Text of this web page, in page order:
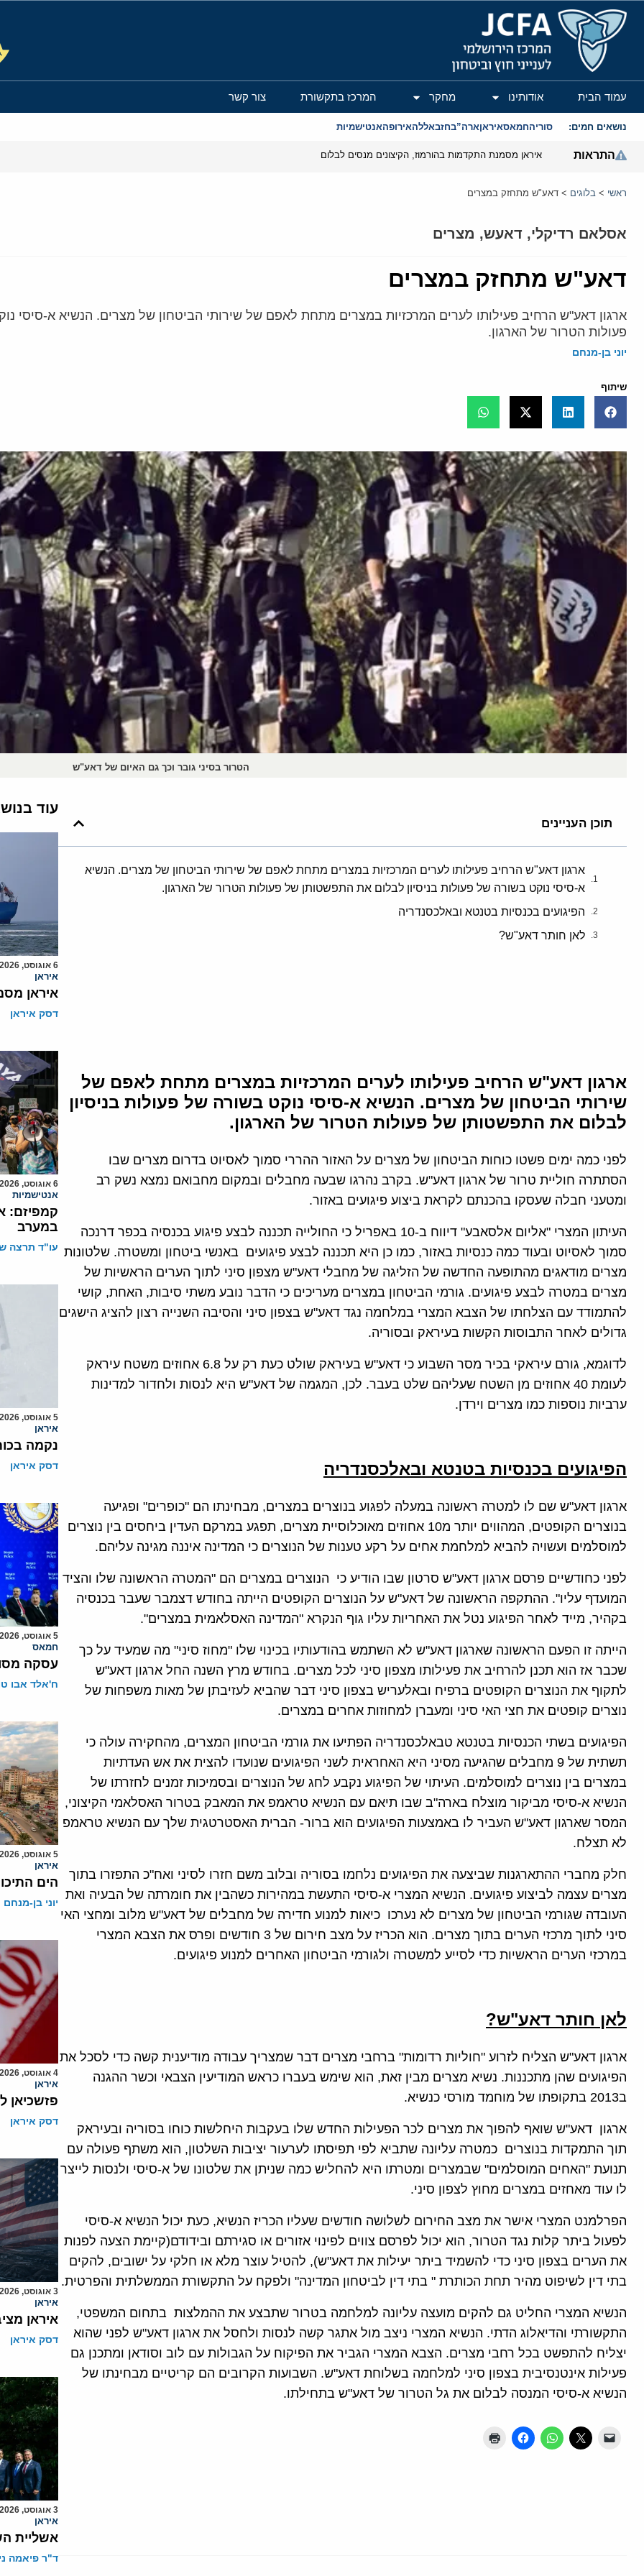
המרכז הירושלמי לענייני חוץ וביטחון
עמוד הבית אודותינו מחקר המרכז בתקשורת צור קשר
נושאים חמים: סוריהחמאסאיראןארה”בחזבאללהאירופהאנטישמיות
התראות איראן מסמנת התקדמות בהורמוז, הקיצונים מנסים לבלום
ראשי > בלוגים > דאע"ש מתחזק במצרים
אסלאם רדיקלי, דאעש, מצרים
דאע"ש מתחזק במצרים
ארגון דאע"ש הרחיב פעילותו לערים המרכזיות במצרים מתחת לאפם של שירותי הביטחון של מצרים. הנשיא א-סיסי
פעולות הטרור של הארגון.
יוני בן-מנחם
שיתוף
הטרור בסיני גובר וכך גם האיום של דאע"ש
תוכן העניינים
ארגון דאע"ש הרחיב פעילותו לערים המרכזיות במצרים מתחת לאפם של שירותי הביטחון של מצרים. הנשיא
א-סיסי נוקט בשורה של פעולות בניסיון לבלום את התפשטותן של פעולות הטרור של הארגון.
הפיגועים בכנסיות בטנטא ובאלכסנדריה
לאן חותר דאע"ש?
ארגון דאע"ש הרחיב פעילותו לערים המרכזיות במצרים מתחת לאפם של
שירותי הביטחון של מצרים. הנשיא א-סיסי נוקט בשורה של פעולות בניסיון
לבלום את התפשטותן של פעולות הטרור של הארגון.
לפני כמה ימים פשטו כוחות הביטחון של מצרים על האזור ההררי סמוך לאסיוט בדרום מצרים שבו
הסתתרה חוליית טרור של ארגון דאע"ש. בקרב נהרגו שבעה מחבלים ובמקום מחבואם נמצא נשק רב
ומטעני חבלה שעסקו בהכנתם לקראת ביצוע פיגועים באזור.
העיתון המצרי "אליום אלסאבע" דיווח ב-10 באפריל כי החולייה תכננה לבצע פיגוע בכנסיה בכפר דרנכה
סמוך לאסיוט ובעוד כמה כנסיות באזור, כמו כן היא תכננה לבצע פיגועים באנשי ביטחון ומשטרה. שלטונות
מצרים מודאגים מהתופעה החדשה של הזליגה של מחבלי דאע"ש מצפון סיני לתוך הערים הראשיות של
מצרים במטרה לבצע פיגועים. גורמי הביטחון במצרים מעריכים כי הדבר נובע משתי סיבות, האחת, קושי
להתמודד עם הצלחתו של הצבא המצרי במלחמה נגד דאע"ש בצפון סיני והסיבה השנייה רצון להציג הישגים
גדולים לאחר התבוסות הקשות בעיראק ובסוריה.
לדוגמא, גורם עיראקי בכיר מסר השבוע כי דאע"ש בעיראק שולט כעת רק על 6.8 אחוזים משטח עיראק
לעומת 40 אחוזים מן השטח שעליהם שלט בעבר. לכן, המגמה של דאע"ש היא לנסות ולחדור למדינות
ערביות נוספות כמו מצרים וירדן.
הפיגועים בכנסיות בטנטא ובאלכסנדריה
ארגון דאע"ש שם לו למטרה ראשונה במעלה לפגוע בנוצרים במצרים, מבחינתו הם "כופרים" ופגיעה
בנוצרים הקופטים, המהווים יותר מ10 אחוזים מאוכלוסיית מצרים, תפגע במרקם העדין ביחסים בין נוצרים
למוסלמים ועשויה להביא למלחמת אחים על רקע טענות של הנוצרים כי המדינה איננה מגינה עליהם.
לפני כחודשיים פרסם ארגון דאע"ש סרטון שבו הודיע כי הנוצרים במצרים הם "המטרה הראשונה שלו והציד
המועדף עליו". ההתקפה הראשונה של דאע"ש על הנוצרים הקופטים הייתה בחודש דצמבר שעבר בכנסיה
בקהיר, מייד לאחר הפיגוע נטל את האחריות עליו גוף הנקרא "המדינה האסלאמית במצרים".
הייתה זו הפעם הראשונה שארגון דאע"ש לא השתמש בהודעותיו בכינוי שלו "מחוז סיני" מה שמעיד על כך
שכבר אז הוא תכנן להרחיב את פעילותו מצפון סיני לכל מצרים. בחודש מרץ השנה החל ארגון דאע"ש
לתקוף את הנוצרים הקופטים ברפיח ובאלעריש בצפון סיני דבר שהביא לעזיבתן של מאות משפחות של
נוצרים קופטים את חצי האי סיני ומעברן למחוזות אחרים במצרים.
הפיגועים בשתי הכנסיות בטנטא טבאלכסנדריה הפתיעו את גורמי הביטחון המצרים, מהחקירה עולה כי
תשתית של 9 מחבלים שהגיעה מסיני היא האחראית לשני הפיגועים שנועדו להצית את אש העדתיות
במצרים בין נוצרים למוסלמים. העיתוי של הפיגוע נקבע לחג של הנוצרים ובסמיכות זמנים לחזרתו של
הנשיא א-סיסי מביקור מוצלח בארה"ב שבו תיאם עם הנשיא טראמפ את המאבק בטרור האסלאמי הקיצוני,
המסר שארגון דאע"ש העביר לו באמצעות הפיגועים הוא ברור- הברית האסטרטגית שלך עם הנשיא טראמפ
לא תצלח.
חלק מחברי ההתארגנות שביצעה את הפיגועים נלחמו בסוריה ובלוב משם חזרו לסיני ואח"כ התפזרו בתוך
מצרים עצמה לביצוע פיגועים. הנשיא המצרי א-סיסי התעשת במהירות כשהבין את חומרתה של הבעיה ואת
העובדה שגורמי הביטחון של מצרים לא נערכו כיאות למנוע חדירה של מחבלים של דאע"ש מלוב ומחצי האי
סיני לתוך מרכזי הערים בתוך מצרים. הוא הכריז על מצב חירום של 3 חודשים ופרס את הצבא המצרי
במרכזי הערים הראשיות כדי לסייע למשטרה ולגורמי הביטחון האחרים למנוע פיגועים.
לאן חותר דאע"ש?
ארגון דאע"ש הצליח לזרוע "חוליות רדומות" ברחבי מצרים דבר שמצריך עבודה מודיענית קשה כדי לסכל את
הפיגועים שהן מתכננות. נשיא מצרים מבין זאת, הוא שימש בעברו כראש המודיעין הצבאי וכשר ההגנה
ב2013 בתקופתו של מוחמד מורסי כנשיא.
ארגון דאע"ש שואף להפוך את מצרים לכר הפעילות החדש שלו בעקבות היחלשות כוחו בסוריה ובעיראק
תוך התמקדות בנוצרים כמטרה עליונה שתביא לפי תפיסתו לערעור יציבות השלטון, הוא משתף פעולה עם
תנועת "האחים המוסלמים" שבמצרים ומטרתו היא להחליש כמה שניתן את שלטונו של א-סיסי ולנסות לייצר
לו עוד מאחזים במצרים מחוץ לצפון סיני.
הפרלמנט המצרי אישר את מצב החירום לשלושה חודשים שעליו הכריז הנשיא, כעת יכול הנשיא א-סיסי
לפעול ביתר קלות נגד הטרור, הוא יכול לפרסם צווים לפינוי אזורים או סגירתם ובידודם(קיימת הצעה לפנות
את הערים בצפון סיני כדי להשמיד ביתר יעילות את דאע"ש), להטיל עוצר מלא או חלקי על ישובים, להקים
בתי דין לשיפוט מהיר תחת הכותרת " בתי דין לביטחון המדינה" ולפקח על התקשורת הממשלתית והפרטית.
הנשיא המצרי החליט גם להקים מועצה עליונה למלחמה בטרור שתבצע את ההמלצות בתחום המשפטי,
התקשורתי והדיאלוג הדתי. הנשיא המצרי ניצב מול אתגר קשה לנסות ולחסל את ארגון דאע"ש לפני שהוא
יצליח להתפשט בכל רחבי מצרים. הצבא המצרי הגביר את הפיקוח על הגבולות עם לוב וסודאן ומתכנן גם
פעילות אינטנסיבית בצפון סיני למלחמה בשלוחת דאע"ש. השבועות הקרובים הם קריטיים מבחינתו של
הנשיא א-סיסי המנסה לבלום את גל הטרור של דאע"ש בתחילתו.
עוד
6 אוגוסט, 2026
איראן
איראן
דסק איראן
6 אוגוסט, 2026
אנטישמיות
קמפיזם:
במערב
עו"ד תרצה
5 אוגוסט, 2026
איראן
נקמה
דסק איראן
5 אוגוסט, 2026
חמאס
עסקה
ח'אלד אבו
5 אוגוסט, 2026
איראן
הים
יוני בן-מנחם
4 אוגוסט, 2026
איראן
פזשכיאן
דסק איראן
3 אוגוסט, 2026
איראן
איראן
דסק איראן
3 אוגוסט, 2026
איראן
אשליית
ד"ר פיאמה